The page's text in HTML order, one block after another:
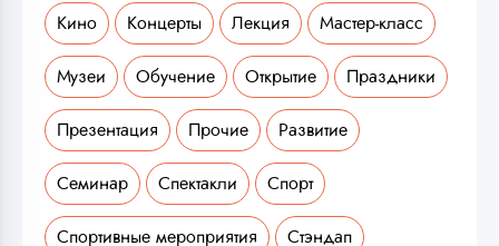
Кино Концерты Лекция Мастер-класс
Музеи Обучение Открытие Праздники
Презентация Прочие Развитие
Семинар Спектакли Спорт
Спортивные мероприятия Стэндап